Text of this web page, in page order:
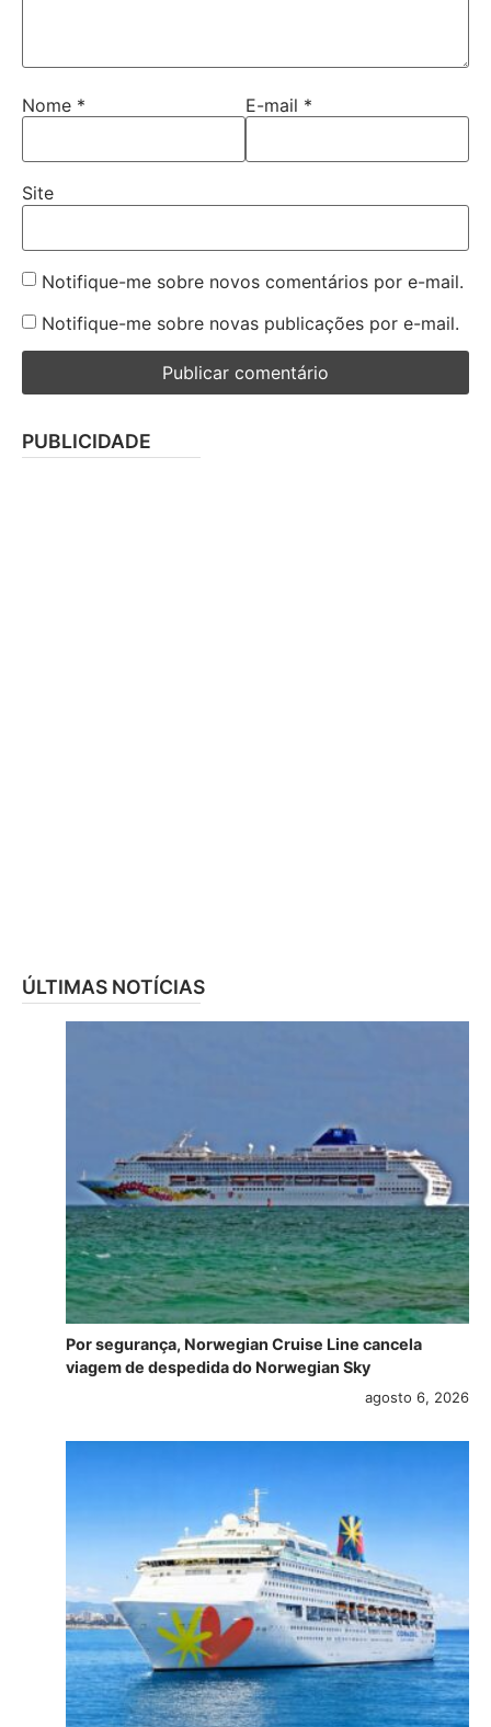
Nome * E-mail *
Site
Notifique-me sobre novos comentários por e-mail.
Notifique-me sobre novas publicações por e-mail.
PUBLICIDADE
ÚLTIMAS NOTÍCIAS
Por segurança, Norwegian Cruise Line cancela
viagem de despedida do Norwegian Sky
agosto 6, 2026